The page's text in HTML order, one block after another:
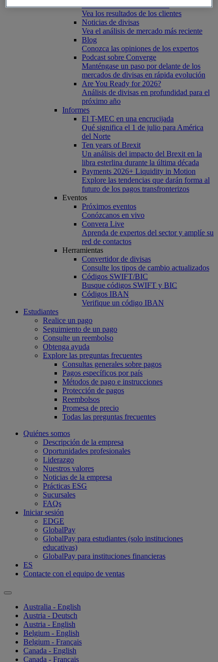
Historias de éxito de clientes
Vea los resultados de los clientes
Noticias de divisas
Vea el análisis de mercado más reciente
Blog
Conozca las opiniones de los expertos
Podcast sobre Converge
Manténgase un paso por delante de los
mercados de divisas en rápida evolución
Are You Ready for 2026?
Análisis de divisas en profundidad para el
próximo año
Informes
El T-MEC en una encrucijada
Qué significa el 1 de julio para América
del Norte
Ten years of Brexit
Un análisis del impacto del Brexit en la
libra esterlina durante la última década
Payments 2026+ Liquidity in Motion
Explore las tendencias que darán forma al
futuro de los pagos transfronterizos
Eventos
Próximos eventos
Conózcanos en vivo
Convera Live
Aprenda de expertos del sector y amplíe su
red de contactos
Herramientas
Convertidor de divisas
Consulte los tipos de cambio actualizados
Códigos SWIFT/BIC
Busque códigos SWIFT y BIC
Códigos IBAN
Verifique un código IBAN
Estudiantes
Realice un pago
Seguimiento de un pago
Consulte un reembolso
Obtenga ayuda
Explore las preguntas frecuentes
Consultas generales sobre pagos
Pagos específicos por país
Métodos de pago e instrucciones
Protección de pagos
Reembolsos
Promesa de precio
Todas las preguntas frecuentes
Quiénes somos
Descripción de la empresa
Oportunidades profesionales
Liderazgo
Nuestros valores
Noticias de la empresa
Prácticas ESG
Sucursales
FAQs
Iniciar sesión
EDGE
GlobalPay
GlobalPay para estudiantes (solo instituciones
educativas)
GlobalPay para instituciones financieras
ES
Contacte con el equipo de ventas
Australia - English
Austria - Deutsch
Austria - English
Belgium - English
Belgium - Français
Canada - English
Canada - Français